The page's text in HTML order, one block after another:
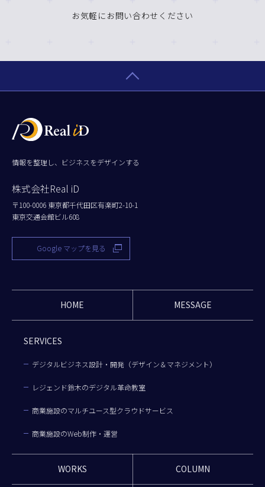
お気軽にお問い合わせください
情報を整理し、ビジネスをデザインする
株式会社Real iD
〒100-0006 東京都千代田区有楽町2-10-1
東京交通会館ビル608
Google マップを見る
HOME MESSAGE
SERVICES
デジタルビジネス設計・開発（デザイン＆マネジメント）
レジェンド鈴木のデジタル革命教室
商業施設のマルチユース型クラウドサービス
商業施設のWeb制作・運営
WORKS COLUMN